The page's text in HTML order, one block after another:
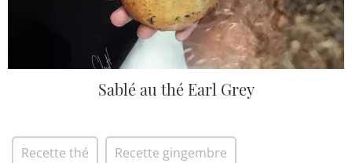
Sablé au thé Earl Grey
Recette thé Recette gingembre